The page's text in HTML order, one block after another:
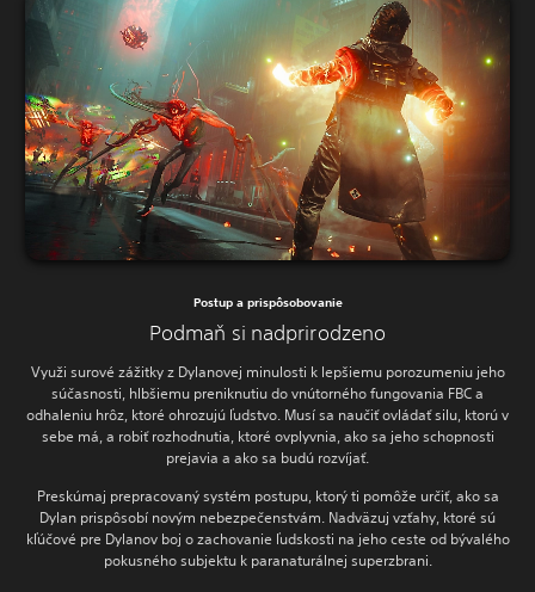
Postup a prispôsobovanie
Podmaň si nadprirodzeno
Využi surové zážitky z Dylanovej minulosti k lepšiemu porozumeniu jeho
súčasnosti, hlbšiemu preniknutiu do vnútorného fungovania FBC a
odhaleniu hrôz, ktoré ohrozujú ľudstvo. Musí sa naučiť ovládať silu, ktorú v
sebe má, a robiť rozhodnutia, ktoré ovplyvnia, ako sa jeho schopnosti
prejavia a ako sa budú rozvíjať.
Preskúmaj prepracovaný systém postupu, ktorý ti pomôže určiť, ako sa
Dylan prispôsobí novým nebezpečenstvám. Nadväzuj vzťahy, ktoré sú
kľúčové pre Dylanov boj o zachovanie ľudskosti na jeho ceste od bývalého
pokusného subjektu k paranaturálnej superzbrani.